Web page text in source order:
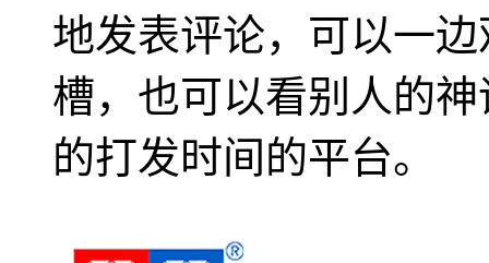
地发表评论，可以一
槽，也可以看别人的
的打发时间的平台。